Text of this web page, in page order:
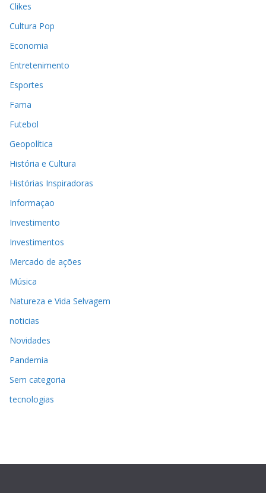
Clikes
Cultura Pop
Economia
Entretenimento
Esportes
Fama
Futebol
Geopolítica
História e Cultura
Histórias Inspiradoras
Informaçao
Investimento
Investimentos
Mercado de ações
Música
Natureza e Vida Selvagem
noticias
Novidades
Pandemia
Sem categoria
tecnologias